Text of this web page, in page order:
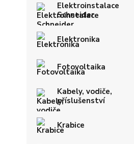
Elektroinstalace
Schneider
Elektronika
Fotovoltaika
Kabely, vodiče,
příslušenství
Krabice